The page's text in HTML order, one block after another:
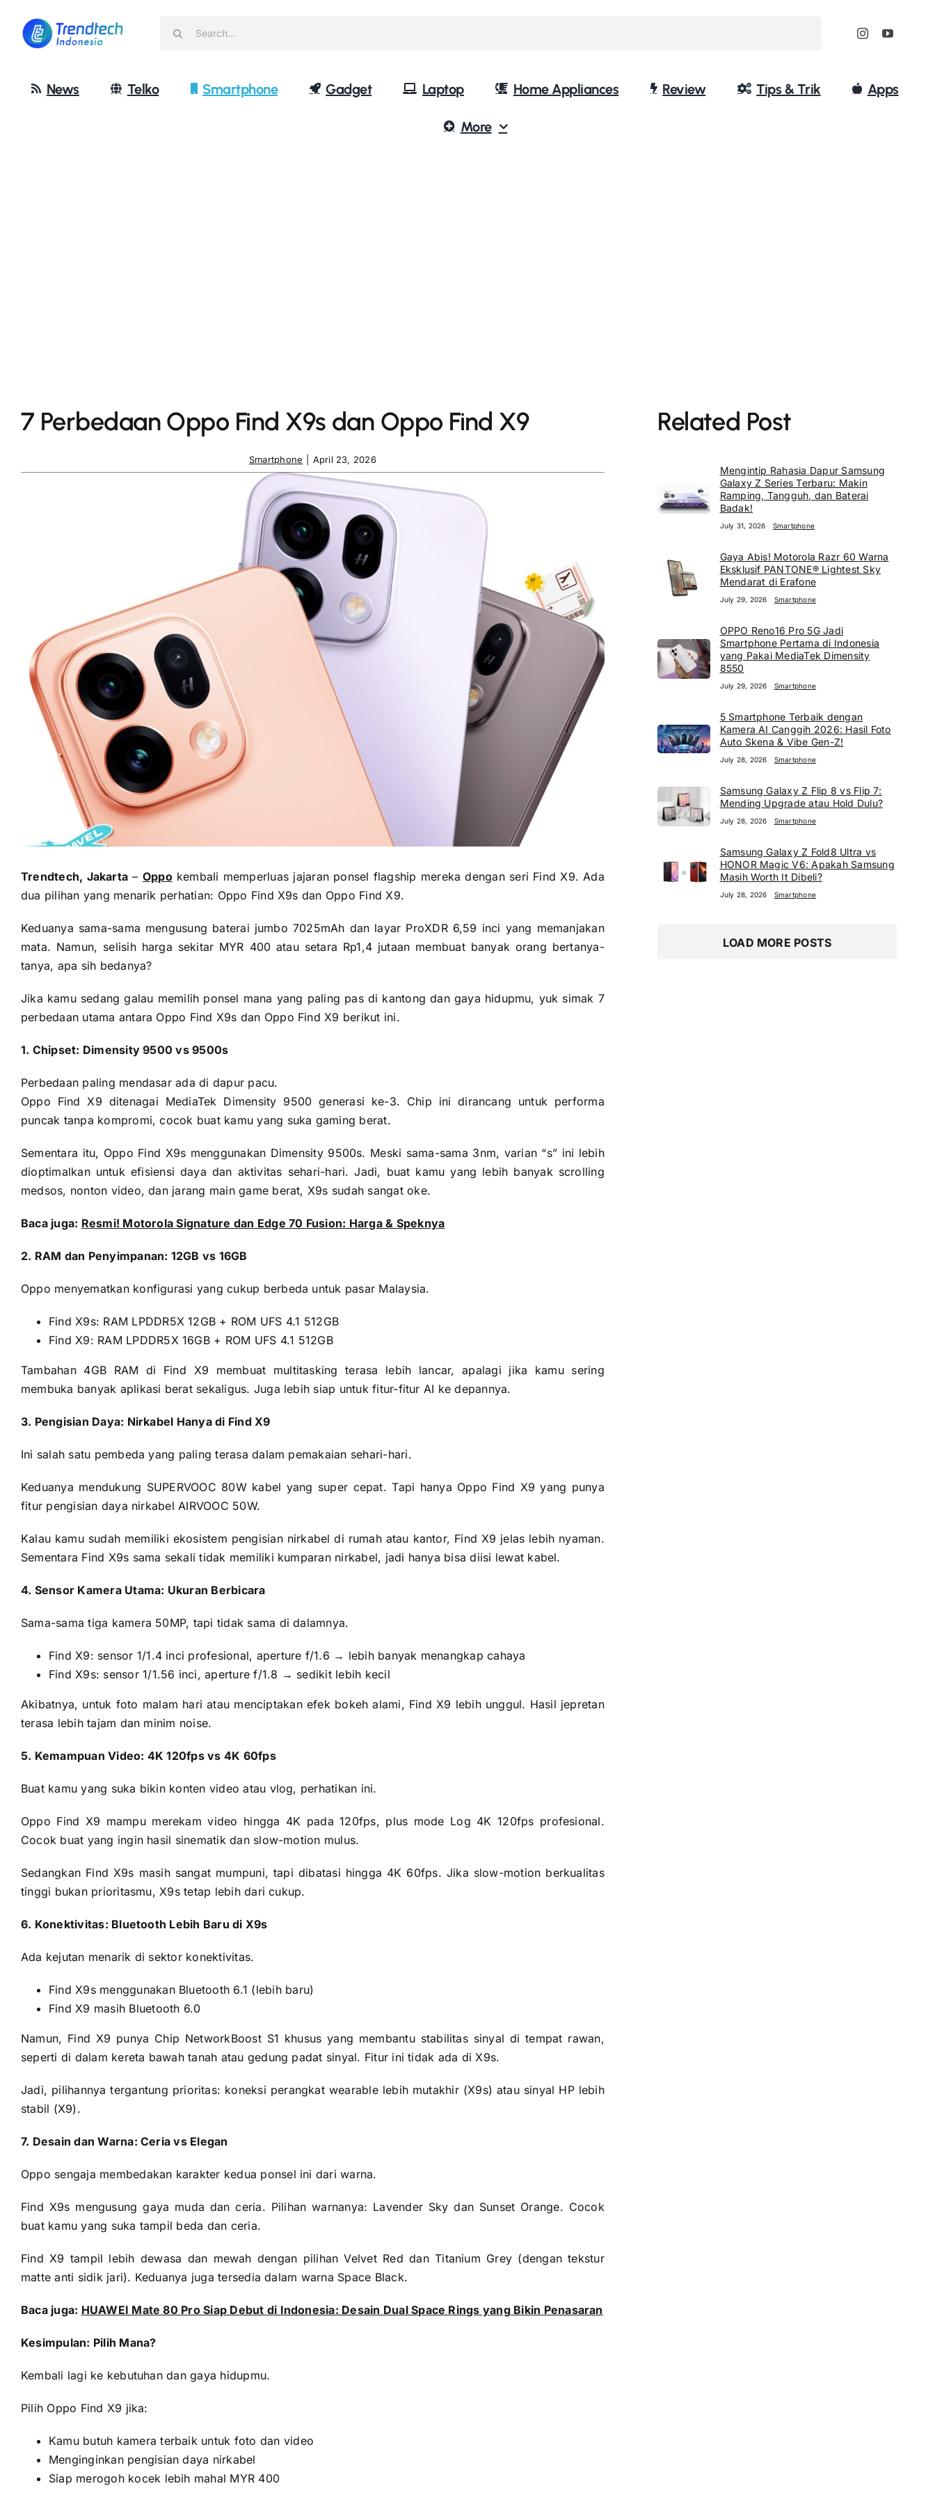
content
News Telko Smartphone Gadget Laptop Home Appliances Review Tips & Trik Apps
More
7 Perbedaan Oppo Find X9s dan Oppo Find X9
Smartphone April 23, 2026
Trendtech, Jakarta – Oppokembali memperluas jajaran ponsel flagship mereka dengan seri Find X9. Ada
dua pilihan yang menarik perhatian: Oppo Find X9s dan Oppo Find X9.
Keduanya sama-sama mengusung baterai jumbo 7025mAh dan layar ProXDR 6,59 inci yang memanjakan
mata. Namun, selisih harga sekitar MYR 400 atau setara Rp1,4 jutaan membuat banyak orang bertanya-
tanya, apa sih bedanya?
Jika kamu sedang galau memilih ponsel mana yang paling pas di kantong dan gaya hidupmu, yuk simak 7
perbedaan utama antara Oppo Find X9s dan Oppo Find X9 berikut ini.
1. Chipset: Dimensity 9500 vs 9500s
Perbedaan paling mendasar ada di dapur pacu.
Oppo Find X9 ditenagai MediaTek Dimensity 9500 generasi ke-3. Chip ini dirancang untuk performa
puncak tanpa kompromi, cocok buat kamu yang suka gaming berat.
Sementara itu, Oppo Find X9s menggunakan Dimensity 9500s. Meski sama-sama 3nm, varian “s” ini lebih
dioptimalkan untuk efisiensi daya dan aktivitas sehari-hari. Jadi, buat kamu yang lebih banyak scrolling
medsos, nonton video, dan jarang main game berat, X9s sudah sangat oke.
Baca juga: Resmi! Motorola Signature dan Edge 70 Fusion: Harga & Speknya
2. RAM dan Penyimpanan: 12GB vs 16GB
Oppo menyematkan konfigurasi yang cukup berbeda untuk pasar Malaysia.
Find X9s: RAM LPDDR5X 12GB + ROM UFS 4.1 512GB
Find X9: RAM LPDDR5X 16GB + ROM UFS 4.1 512GB
Tambahan 4GB RAM di Find X9 membuat multitasking terasa lebih lancar, apalagi jika kamu sering
membuka banyak aplikasi berat sekaligus. Juga lebih siap untuk fitur-fitur AI ke depannya.
3. Pengisian Daya: Nirkabel Hanya di Find X9
Ini salah satu pembeda yang paling terasa dalam pemakaian sehari-hari.
Keduanya mendukung SUPERVOOC 80W kabel yang super cepat. Tapi hanya Oppo Find X9 yang punya
fitur pengisian daya nirkabel AIRVOOC 50W.
Kalau kamu sudah memiliki ekosistem pengisian nirkabel di rumah atau kantor, Find X9 jelas lebih nyaman.
Sementara Find X9s sama sekali tidak memiliki kumparan nirkabel, jadi hanya bisa diisi lewat kabel.
4. Sensor Kamera Utama: Ukuran Berbicara
Sama-sama tiga kamera 50MP, tapi tidak sama di dalamnya.
Find X9: sensor 1/1.4 inci profesional, aperture f/1.6 → lebih banyak menangkap cahaya
Find X9s: sensor 1/1.56 inci, aperture f/1.8 → sedikit lebih kecil
Akibatnya, untuk foto malam hari atau menciptakan efek bokeh alami, Find X9 lebih unggul. Hasil jepretan
terasa lebih tajam dan minim noise.
5. Kemampuan Video: 4K 120fps vs 4K 60fps
Buat kamu yang suka bikin konten video atau vlog, perhatikan ini.
Oppo Find X9 mampu merekam video hingga 4K pada 120fps, plus mode Log 4K 120fps profesional.
Cocok buat yang ingin hasil sinematik dan slow-motion mulus.
Sedangkan Find X9s masih sangat mumpuni, tapi dibatasi hingga 4K 60fps. Jika slow-motion berkualitas
tinggi bukan prioritasmu, X9s tetap lebih dari cukup.
6. Konektivitas: Bluetooth Lebih Baru di X9s
Ada kejutan menarik di sektor konektivitas.
Find X9s menggunakan Bluetooth 6.1 (lebih baru)
Find X9 masih Bluetooth 6.0
Namun, Find X9 punya Chip NetworkBoost S1 khusus yang membantu stabilitas sinyal di tempat rawan,
seperti di dalam kereta bawah tanah atau gedung padat sinyal. Fitur ini tidak ada di X9s.
Jadi, pilihannya tergantung prioritas: koneksi perangkat wearable lebih mutakhir (X9s) atau sinyal HP lebih
stabil (X9).
7. Desain dan Warna: Ceria vs Elegan
Oppo sengaja membedakan karakter kedua ponsel ini dari warna.
Find X9s mengusung gaya muda dan ceria. Pilihan warnanya: Lavender Sky dan Sunset Orange. Cocok
buat kamu yang suka tampil beda dan ceria.
Find X9 tampil lebih dewasa dan mewah dengan pilihan Velvet Red dan Titanium Grey (dengan tekstur
matte anti sidik jari). Keduanya juga tersedia dalam warna Space Black.
Baca juga: HUAWEI Mate 80 Pro Siap Debut di Indonesia: Desain Dual Space Rings yang Bikin Penasaran
Kesimpulan: Pilih Mana?
Kembali lagi ke kebutuhan dan gaya hidupmu.
Pilih Oppo Find X9 jika:
Kamu butuh kamera terbaik untuk foto dan video
Menginginkan pengisian daya nirkabel
Siap merogoh kocek lebih mahal MYR 400
Related Post
Mengintip Rahasia Dapur Samsung
Galaxy Z Series Terbaru: Makin
Ramping, Tangguh, dan Baterai
Badak!
July 31, 2026 Smartphone
Gaya Abis! Motorola Razr 60 Warna
Eksklusif PANTONE® Lightest Sky
Mendarat di Erafone
July 29, 2026 Smartphone
OPPO Reno16 Pro 5G Jadi
Smartphone Pertama di Indonesia
yang Pakai MediaTek Dimensity
8550
July 29, 2026 Smartphone
5 Smartphone Terbaik dengan
Kamera AI Canggih 2026: Hasil Foto
Auto Skena & Vibe Gen-Z!
July 28, 2026 Smartphone
Samsung Galaxy Z Flip 8 vs Flip 7:
Mending Upgrade atau Hold Dulu?
July 28, 2026 Smartphone
Samsung Galaxy Z Fold8 Ultra vs
HONOR Magic V6: Apakah Samsung
Masih Worth It Dibeli?
July 28, 2026 Smartphone
LOAD MORE POSTS